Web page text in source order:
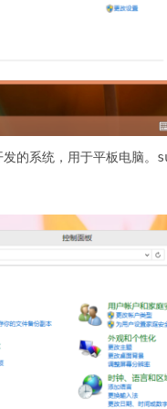
的系统，用于平板电脑